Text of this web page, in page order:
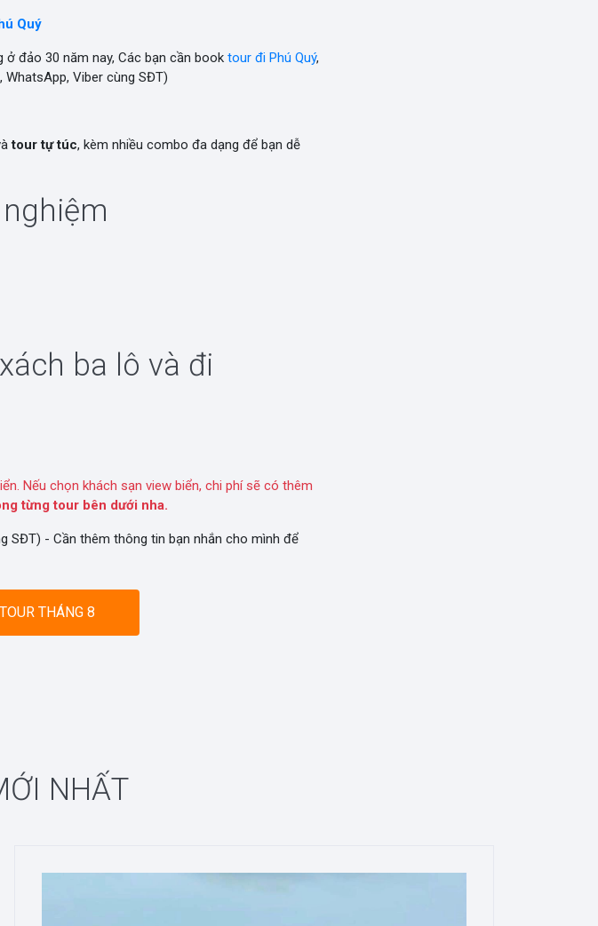
Quý
ở đảo 30 năm nay, Các bạn cần book tour đi Phú Quý,
Viber cùng SĐT)
tour tự túc, kèm nhiều combo đa dạng để bạn dễ
ba lô và đi
Nếu chọn khách sạn view biển, chi phí sẽ có thêm
từng tour bên dưới nha.
SĐT) - Cần thêm thông tin bạn nhắn cho mình để
THÁNG 8
NHẤT